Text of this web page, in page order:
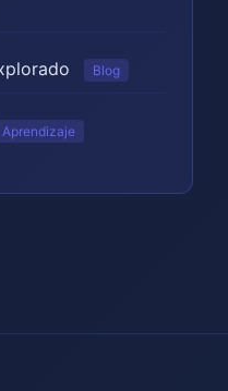
Blog
Aprendizaje